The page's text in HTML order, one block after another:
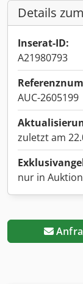
Details
Inserat-ID:
A21980793
AUC-2605199
zuletzt am
nur in